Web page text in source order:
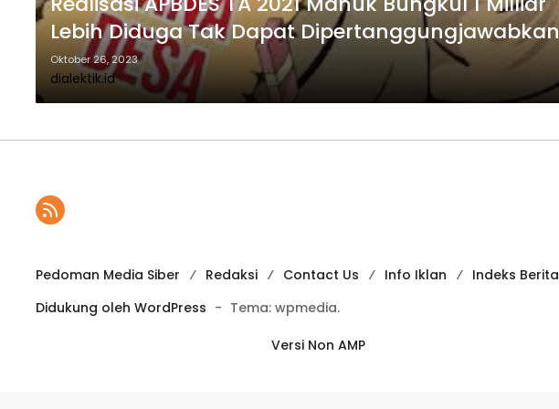
Lebih Diduga Tak Dapat Dipertanggungjawabkan
Oktober 26, 2023
dialektik.id
Pedoman Media Siber Redaksi Contact Us Info Iklan
Indeks Berita
Didukung oleh WordPress - Tema: wpmedia.
Versi Non AMP